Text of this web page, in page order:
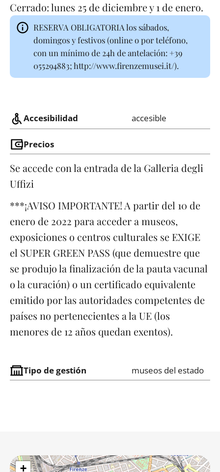
Cerrado:lunes 25 de diciembre y 1 de enero.
RESERVA OBLIGATORIA los sábados,
domingos y festivos (online o por teléfono,
con un mínimo de 24h de antelación: +39
055294883; http://www.firenzemusei.it/).
Accesibilidad accesible
Precios
Se accede con la entrada de la Galleria degli
Uffizi
***¡AVISO IMPORTANTE! A partir del 10 de
enero de 2022 para acceder a museos,
exposiciones o centros culturales se EXIGE
el SUPER GREEN PASS (que demuestre que
se produjo la finalización de la pauta vacunal
o la curación) o un certificado equivalente
emitido por las autoridades competentes de
países no pertenecientes a la UE (los
menores de 12 años quedan exentos).
Tipo de gestión museos del estado
+